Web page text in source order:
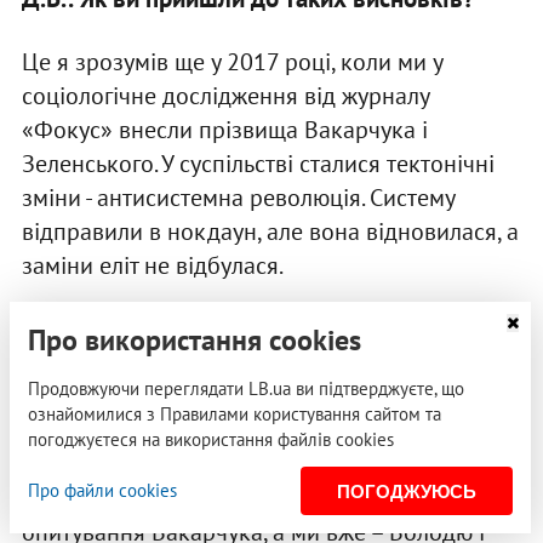
Це я зрозумів ще у 2017 році, коли ми у
соціологічне дослідження від журналу
«Фокус» внесли прізвища Вакарчука і
Зеленського. У суспільстві сталися тектонічні
зміни - антисистемна революція. Систему
відправили в нокдаун, але вона відновилася, а
заміни еліт не відбулася.
У нас з товаришами є політологічний кружок,
де й зародилася гіпотеза, що запит на зміну
еліт нікуди не подівся. Улітку 2017 року
соціологічна компанія «Соціс» Гриніва (Ігор
Гринів – народний депутат, політтехнолог
Петра Порошенка, – LB.ua) вставила в
опитування Вакарчука, а ми вже – Володю і
Про використання cookies
Продовжуючи переглядати LB.ua ви підтверджуєте, що
ознайомилися з Правилами користування сайтом та
погоджуєтеся на використання файлів cookies
Про файли cookies ПОГОДЖУЮСЬ